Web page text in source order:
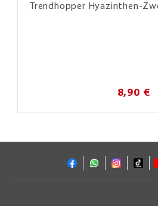
Trendhopper Hyazinthen-
8,90 €